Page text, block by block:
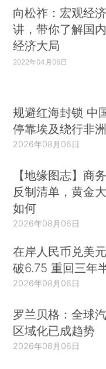
向松祚：宏观经
讲，带你了解国
经济大局
2022年04月06日
规避红海封锁 中
停靠埃及绕行非洲
2026年08月06日
【地缘图志】商
反制清单，黄金
如何
2026年08月06日
在岸人民币兑美
破6.75 重回三年
2026年08月06日
罗兰贝格：全球
区域化已成趋势
2026年08月06日